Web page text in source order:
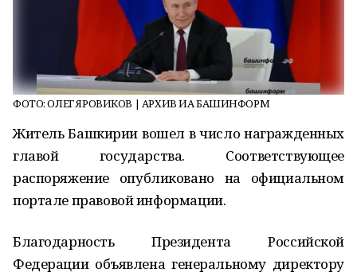
ФОТО: ОЛЕГ ЯРОВИКОВ | АРХИВ ИА БАШИНФОРМ
Житель Башкирии вошел в число награжденных
главой государства. Соответствующее
распоряжение опубликовано на официальном
портале правовой информации.
Благодарность Президента Российской
Федерации объявлена генеральному директору